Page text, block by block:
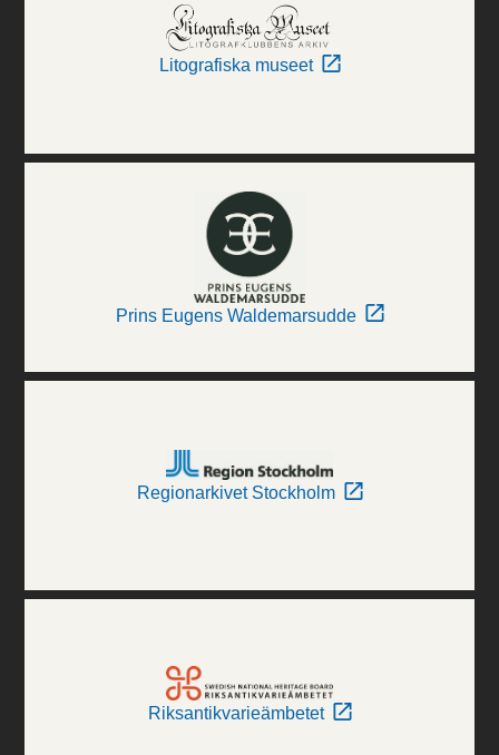
Litografiska museet
Prins Eugens Waldemarsudde
Regionarkivet Stockholm
Riksantikvarieämbetet